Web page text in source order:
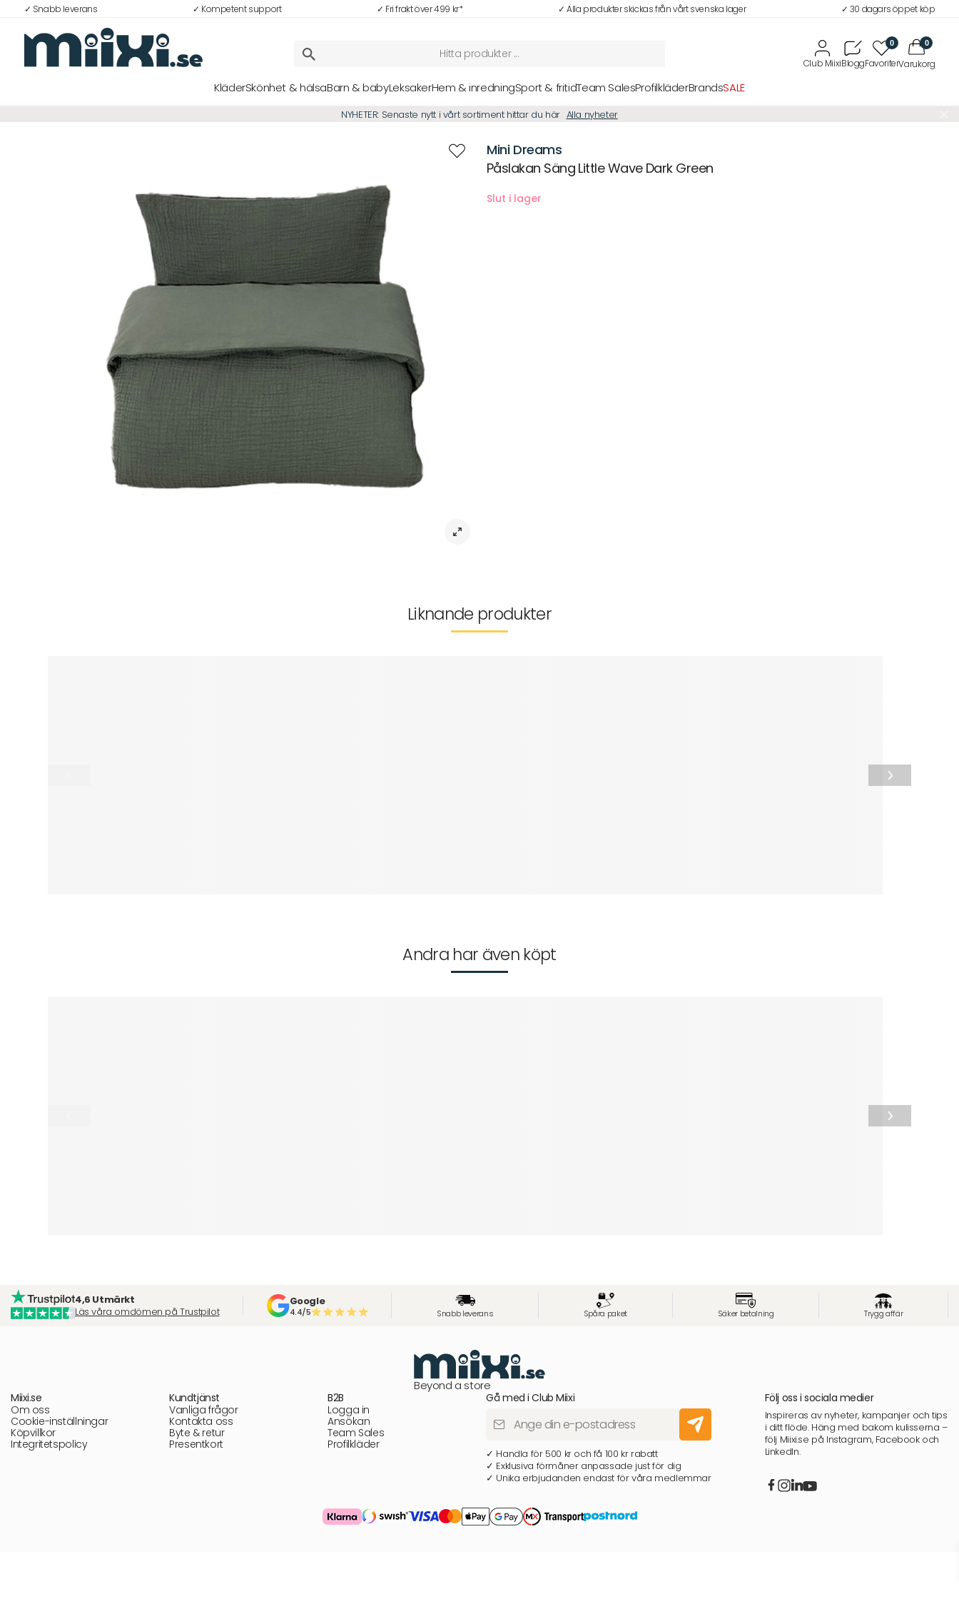
✓ Snabb leverans ✓ Kompetent support ✓ Fri frakt över 499 kr* ✓ Alla produkter skickas från vårt svenska lager ✓ 30 dagars öppet köp
0 0
KläderSkönhet & hälsaBarn & babyLeksakerHem & inredningSport & fritidTeam SalesProfilkläderBrandsSALE
Logga in
Ansök om att bli B2B-kund
NYHETER: Senaste nytt i vårt sortiment hittar du här Alla nyheter
Mini Dreams
Påslakan Säng Little Wave Dark Green
Liknande produkter
Andra har även köpt
4,6 Utmärkt
Läs våra omdömen på Trustpilot
Google
4.4/5 Snabb leverans Spåra paket Säker betalning Trygg affär
Beyond a store
Miixi.se
Om oss
Cookie-inställningar
Köpvillkor
Integritetspolicy
Kundtjänst
Vanliga frågor
Kontakta oss
Byte & retur
Presentkort
B2B
Logga in
Ansökan
Team Sales
Profilkläder
Gå med i Club Miixi
✓ Handla för 500 kr och få 100 kr rabatt
✓ Exklusiva förmåner anpassade just för dig
✓ Unika erbjudanden endast för våra medlemmar
Följ oss i sociala medier
Inspireras av nyheter, kampanjer och tips
i ditt flöde. Häng med bakom kulisserna –
följ Miixi.se på Instagram, Facebook och
LinkedIn.